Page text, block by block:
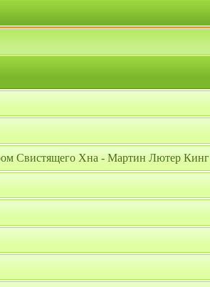
Свистящего Хна - Мартин Лютер Кинг